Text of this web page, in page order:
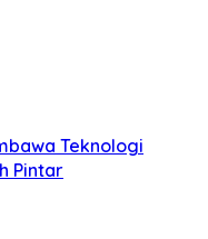
Teknologi
Pintar